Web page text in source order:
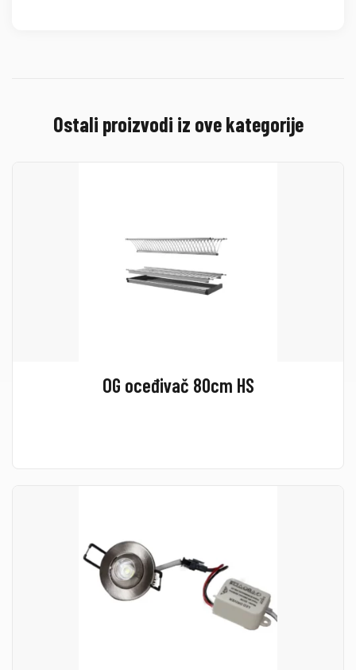
Ostali proizvodi iz ove kategorije
OG oceđivač 80cm HS